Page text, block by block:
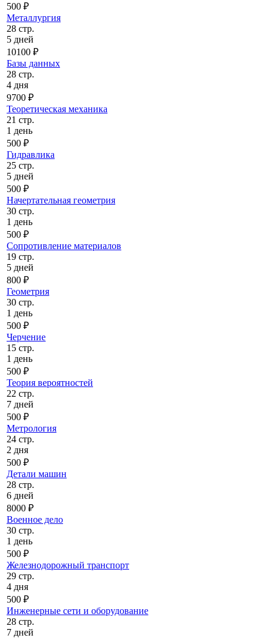
500 ₽
Металлургия
28 стр.
5 дней
10100 ₽
Базы данных
28 стр.
4 дня
9700 ₽
Теоретическая механика
21 стр.
1 день
500 ₽
Гидравлика
25 стр.
5 дней
500 ₽
Начертательная геометрия
30 стр.
1 день
500 ₽
Сопротивление материалов
19 стр.
5 дней
800 ₽
Геометрия
30 стр.
1 день
500 ₽
Черчение
15 стр.
1 день
500 ₽
Теория вероятностей
22 стр.
7 дней
500 ₽
Метрология
24 стр.
2 дня
500 ₽
Детали машин
28 стр.
6 дней
8000 ₽
Военное дело
30 стр.
1 день
500 ₽
Железнодорожный транспорт
29 стр.
4 дня
500 ₽
Инженерные сети и оборудование
28 стр.
7 дней